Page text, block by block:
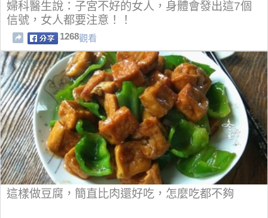
婦科醫生說：子宮不好的女人，身體會發出這7個
信號，女人都要注意！！
1268觀看
這樣做豆腐，簡直比肉還好吃，怎麼吃都不夠